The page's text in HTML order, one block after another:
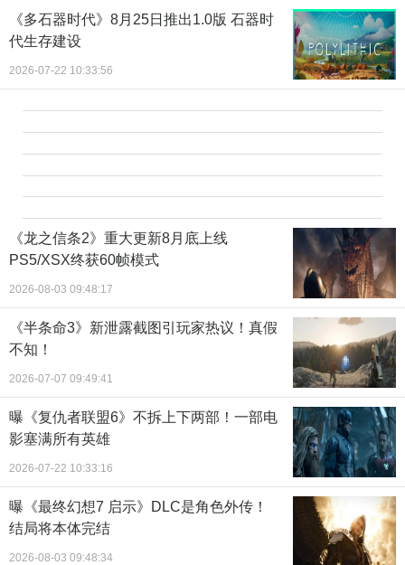
《多石器时代》8月25日推出1.0版 石器时
代生存建设
2026-07-22 10:33:56
《龙之信条2》重大更新8月底上线
PS5/XSX终获60帧模式
2026-08-03 09:48:17
《半条命3》新泄露截图引玩家热议！真假
不知！
2026-07-07 09:49:41
曝《复仇者联盟6》不拆上下两部！一部电
影塞满所有英雄
2026-07-22 10:33:16
曝《最终幻想7 启示》DLC是角色外传！
结局将本体完结
2026-08-03 09:48:34